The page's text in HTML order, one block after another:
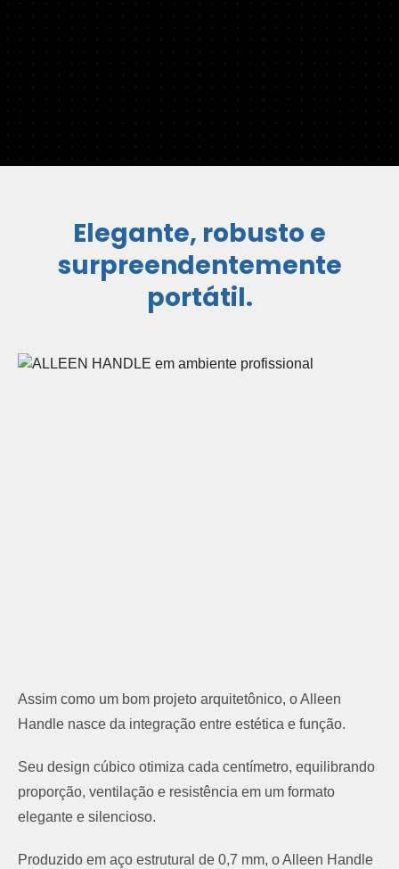
Elegante, robusto e
surpreendentemente
portátil.
Assim como um bom projeto arquitetônico, o Alleen
Handle nasce da integração entre estética e função.
Seu design cúbico otimiza cada centímetro, equilibrando
proporção, ventilação e resistência em um formato
elegante e silencioso.
Produzido em aço estrutural de 0,7 mm, o Alleen Handle